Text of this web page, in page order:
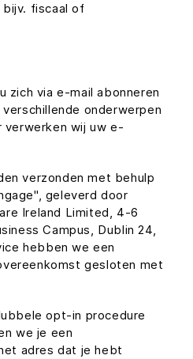
fiscaal of
zich via e-mail abonneren
onderwerpen
verwerken wij uw e-
verzonden met behulp
geleverd door
Ireland Limited, 4-6
Campus, Dublin 24,
hebben we een
gesloten met
opt-in procedure
we je een
adres dat je hebt